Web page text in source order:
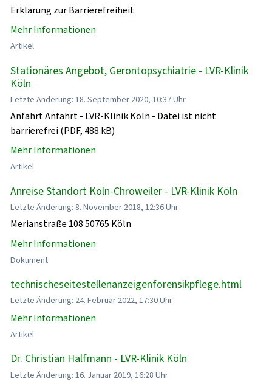
Erklärung zur Barrierefreiheit
Mehr Informationen
Artikel
Stationäres Angebot, Gerontopsychiatrie - LVR-Klinik
Köln
Letzte Änderung: 18. September 2020, 10:37 Uhr
Anfahrt Anfahrt - LVR-Klinik Köln - Datei ist nicht
barrierefrei (PDF, 488 kB)
Mehr Informationen
Artikel
Anreise Standort Köln-Chroweiler - LVR-Klinik Köln
Letzte Änderung: 8. November 2018, 12:36 Uhr
Merianstraße 108 50765 Köln
Mehr Informationen
Dokument
technischeseitestellenanzeigenforensikpflege.html
Letzte Änderung: 24. Februar 2022, 17:30 Uhr
Mehr Informationen
Artikel
Dr. Christian Halfmann - LVR-Klinik Köln
Letzte Änderung: 16. Januar 2019, 16:28 Uhr